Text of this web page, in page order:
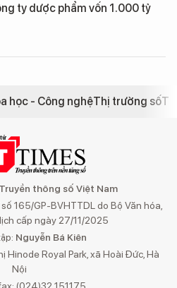
ty dược phẩm vốn 1.000 tỷ
học - Công nghệThị trường số
thông số Việt Nam
165/GP-BVHTTDL do Bộ Văn hóa,
cấp ngày 27/11/2025
Nguyễn Bá Kiên
Hinode Royal Park, xã Hoài Đức, Hà
Nội